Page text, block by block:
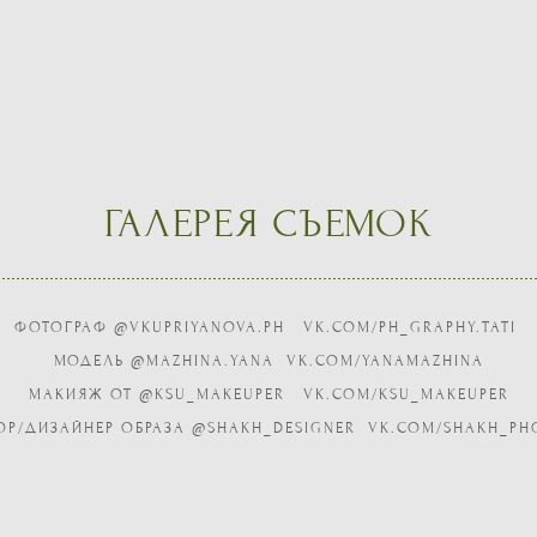
ГАЛЕРЕЯ СЪЕМОК
ФОТОГРАФ @VKUPRIYANOVA.PH
VK.COM/PH_GRAPHY.TATI
МОДЕЛЬ @MAZHINA.YANA VK.COM/YANAMAZHINA
МАКИЯЖ ОТ @KSU_MAKEUPER VK.COM/KSU_MAKEUPER
ДИЗАЙНЕР ОБРАЗА @SHAKH_DESIGNER VK.COM/